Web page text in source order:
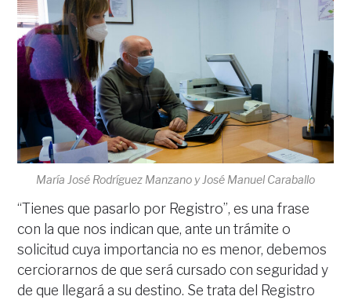
María José Rodríguez Manzano y José Manuel Caraballo
“Tienes que pasarlo por Registro”, es una frase
con la que nos indican que, ante un trámite o
solicitud cuya importancia no es menor, debemos
cerciorarnos de que será cursado con seguridad y
de que llegará a su destino. Se trata del Registro